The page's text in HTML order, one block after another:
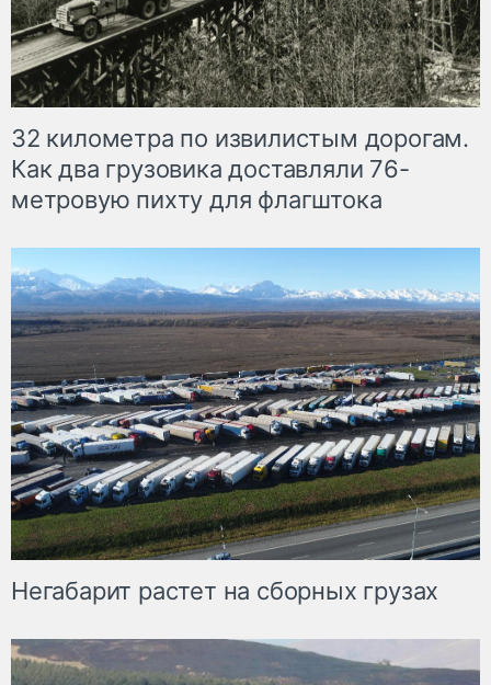
32 километра по извилистым дорогам.
Как два грузовика доставляли 76-
метровую пихту для флагштока
Негабарит растет на сборных грузах